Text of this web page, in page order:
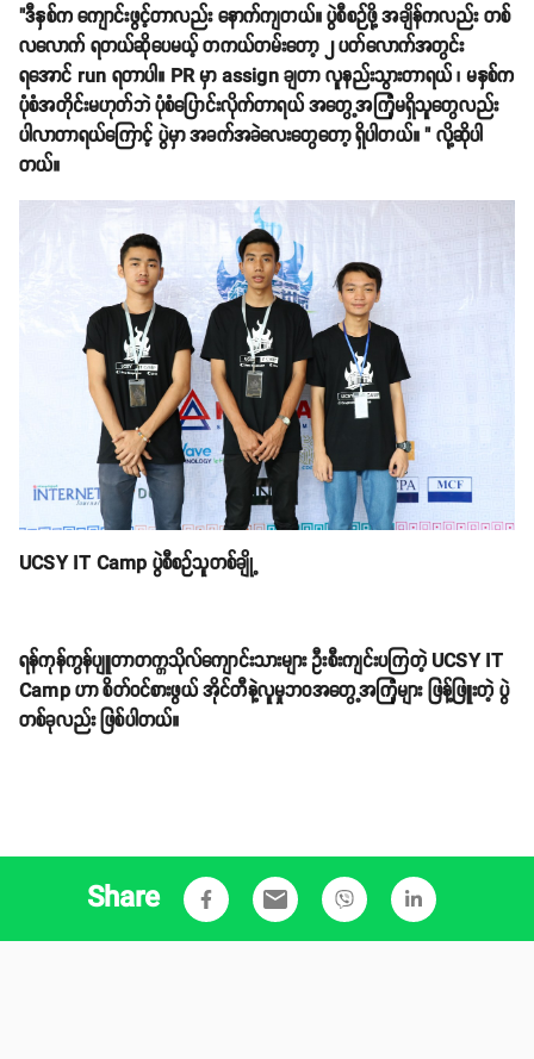
"ဒီနှစ်က ကျောင်းဖွင့်တာလည်း နောက်ကျတယ်။ ပွဲစီစဉ်ဖို့ အချိန်ကလည်း တစ်
လလောက် ရတယ်ဆိုပေမယ့် တကယ်တမ်းတော့ ၂ ပတ်လောက်အတွင်း
ရအောင် run ရတာပါ။ PR မှာ assign ချတာ လူနည်းသွားတာရယ် ၊ မနှစ်က
ပုံစံအတိုင်းမဟုတ်ဘဲ ပုံစံပြောင်းလိုက်တာရယ် အတွေ့အကြုံမရှိသူတွေလည်း
ပါလာတာရယ်ကြောင့် ပွဲမှာ အခက်အခဲလေးတွေတော့ ရှိပါတယ်။ " လို့ဆိုပါ
တယ်။
UCSY IT Camp ပွဲစီစဉ်သူတစ်ချို့
ရန်ကုန်ကွန်ပျူတာတက္ကသိုလ်ကျောင်းသားများ ဦးစီးကျင်းပကြတဲ့ UCSY IT
Camp ဟာ စိတ်ဝင်စားဖွယ် အိုင်တီနဲ့လူမှုဘဝအတွေ့အကြုံများ ဖြန့်ဖြူးတဲ့ ပွဲ
တစ်ခုလည်း ဖြစ်ပါတယ်။
Share email